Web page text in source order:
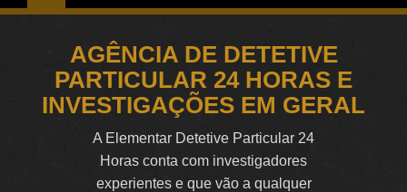
AGÊNCIA DE DETETIVE
PARTICULAR 24 HORAS E
INVESTIGAÇÕES EM GERAL
A Elementar Detetive Particular 24
Horas conta com investigadores
experientes e que vão a qualquer